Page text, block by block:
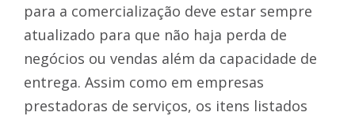
para a comercialização deve estar sempre
atualizado para que não haja perda de
negócios ou vendas além da capacidade de
entrega. Assim como em empresas
prestadoras de serviços, os itens listados